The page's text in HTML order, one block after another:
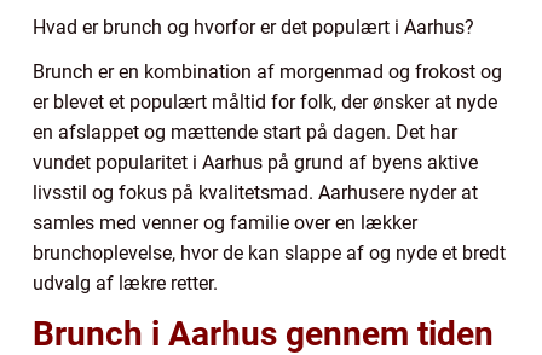
Hvad er brunch og hvorfor er det populært i Aarhus?
Brunch er en kombination af morgenmad og frokost og
er blevet et populært måltid for folk, der ønsker at nyde
en afslappet og mættende start på dagen. Det har
vundet popularitet i Aarhus på grund af byens aktive
livsstil og fokus på kvalitetsmad. Aarhusere nyder at
samles med venner og familie over en lækker
brunchoplevelse, hvor de kan slappe af og nyde et bredt
udvalg af lækre retter.
Brunch i Aarhus gennem tiden